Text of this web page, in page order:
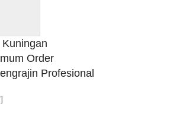
Order
Profesional